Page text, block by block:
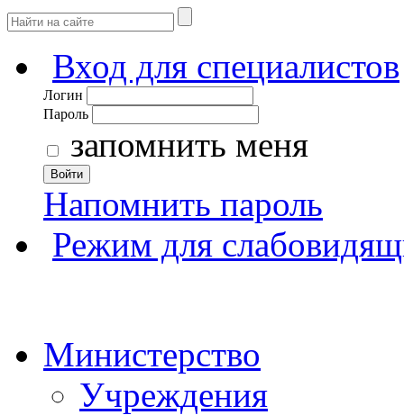
Вход для специалистов
Логин
Пароль
запомнить меня
Войти
Напомнить пароль
Режим для
Министерство
Учреждения